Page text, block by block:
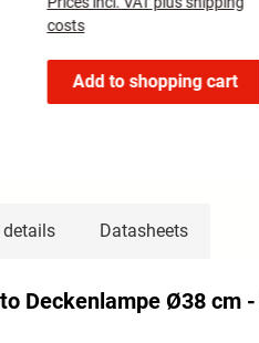
costs
Add to shopping cart
details Datasheets
Deckenlampe Ø38 cm